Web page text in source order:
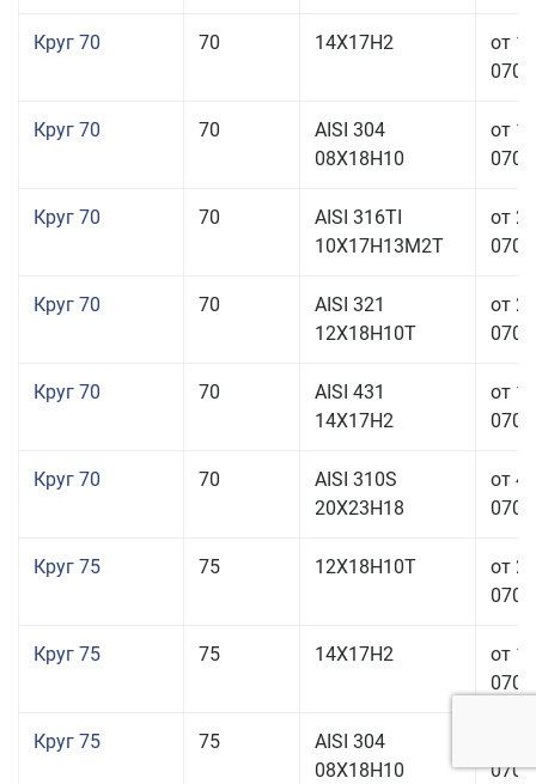
Круг 70 70 14Х17Н2
от
Круг 70 70
AISI 304
08Х18Н10
от
Круг 70 70
AISI 316TI
10Х17Н13М2Т
от
Круг 70 70
AISI 321
12Х18Н10Т
от
Круг 70 70
AISI 431
14Х17Н2
от
Круг 70 70
AISI 310S
20Х23Н18
от
Круг 75 75 12Х18Н10Т
от
Круг 75 75 14Х17Н2
от
Круг 75 75
AISI 304
08Х18Н10